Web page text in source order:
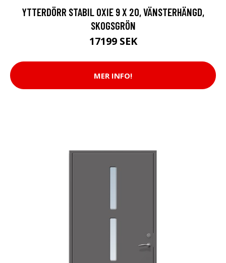
YTTERDÖRR STABIL OXIE 9 X 20, VÄNSTERHÄNGD,
SKOGSGRÖN
17199 SEK
MER INFO!